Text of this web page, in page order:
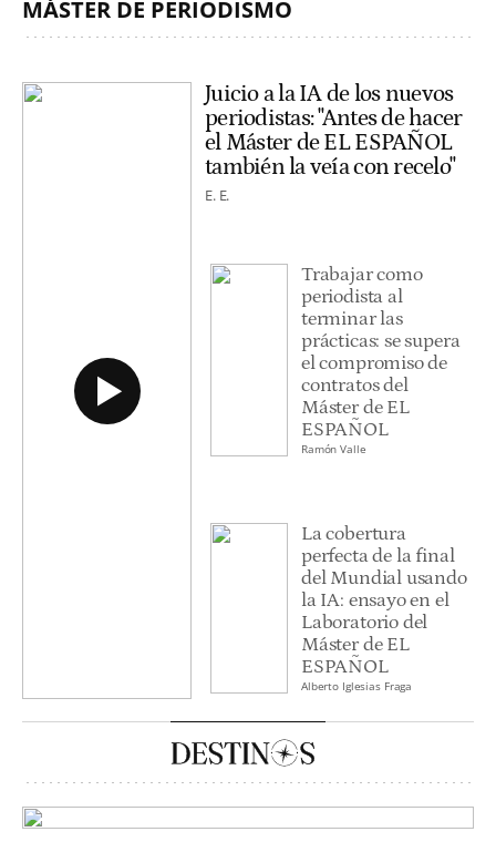
MÁSTER DE PERIODISMO
Juicio a la IA de los nuevos
periodistas: "Antes de hacer
el Máster de EL ESPAÑOL
también la veía con recelo"
E. E.
Trabajar como
periodista al
terminar las
prácticas: se supera
el compromiso de
contratos del
Máster de EL
ESPAÑOL
Ramón Valle
La cobertura
perfecta de la final
del Mundial usando
la IA: ensayo en el
Laboratorio del
Máster de EL
ESPAÑOL
Alberto Iglesias Fraga